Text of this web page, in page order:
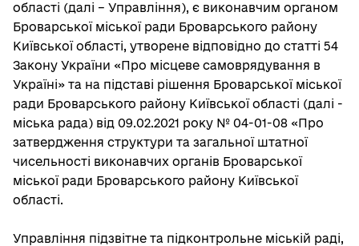
області (далі – Управління), є виконавчим органом
Броварської міської ради Броварського району
Київської області, утворене відповідно до статті 54
Закону України «Про місцеве самоврядування в
Україні» та на підставі рішення Броварської міської
ради Броварського району Київської області (далі -
міська рада) від 09.02.2021 року № 04-01-08 «Про
затвердження структури та загальної штатної
чисельності виконавчих органів Броварської
міської ради Броварського району Київської
області.
Управління підзвітне та підконтрольне міській раді,